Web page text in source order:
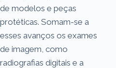
de modelos e peças
protéticas. Somam-se a
esses avanços os exames
de imagem, como
radiografias digitais e a